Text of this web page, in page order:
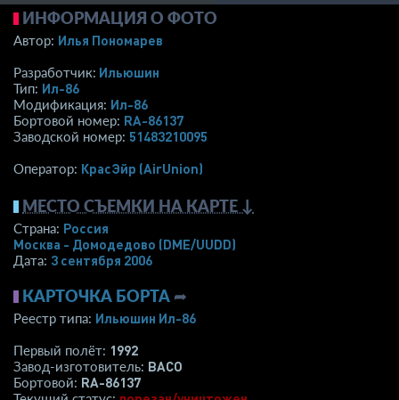
ИНФОРМАЦИЯ О ФОТО
Автор: Илья Пономарев
Разработчик: Ильюшин
Тип: Ил-86
Модификация: Ил-86
Бортовой номер: RA-86137
Заводской номер: 51483210095
Оператор: КрасЭйр (AirUnion)
МЕСТО СЪЕМКИ НА КАРТЕ ↓
Страна: Россия
Москва - Домодедово (DME/UUDD)
Дата: 3 сентября 2006
КАРТОЧКА БОРТА ➦
Реестр типа: Ильюшин Ил-86
Первый полёт: 1992
Завод-изготовитель: ВАСО
Бортовой: RA-86137